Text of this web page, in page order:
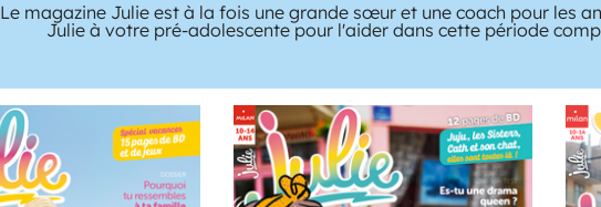
Le magazine Julie est à la fois une grande sœur et une coach pour les
Julie à votre pré-adolescente pour l'aider dans cette période